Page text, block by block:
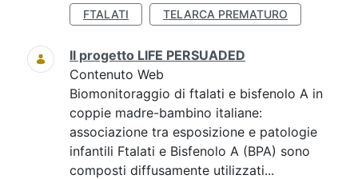
FTALATI
TELARCA PREMATURO
Il progetto LIFE PERSUADED
Contenuto Web
Biomonitoraggio di ftalati e bisfenolo A in
coppie madre-bambino italiane:
associazione tra esposizione e patologie
infantili Ftalati e Bisfenolo A (BPA) sono
composti diffusamente utilizzati...